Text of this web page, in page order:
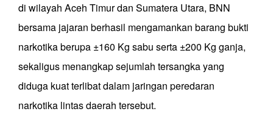
di wilayah Aceh Timur dan Sumatera Utara, BNN
bersama jajaran berhasil mengamankan barang bukti
narkotika berupa ±160 Kg sabu serta ±200 Kg ganja,
sekaligus menangkap sejumlah tersangka yang
diduga kuat terlibat dalam jaringan peredaran
narkotika lintas daerah tersebut.